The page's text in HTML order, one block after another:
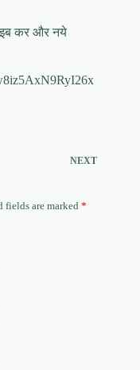
कर और नये
NEXT
fields are marked *